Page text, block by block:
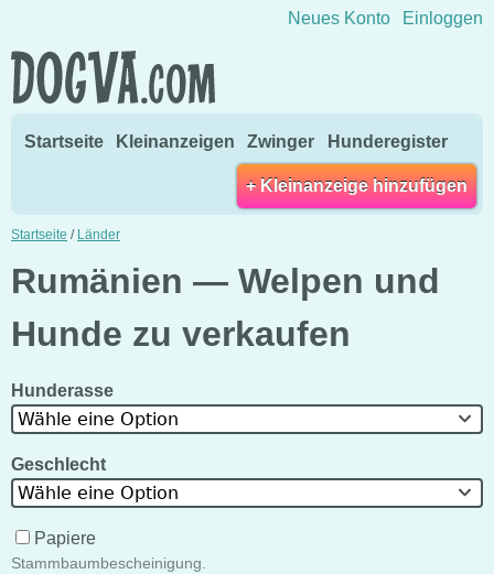
Direkt zum Inhalt wechseln
Neues Konto Einloggen
Startseite Kleinanzeigen Zwinger Hunderegister
+ Kleinanzeige hinzufügen
Startseite / Länder
Rumänien — Welpen und
Hunde zu verkaufen
Hunderasse
Wähle eine Option
Geschlecht
Wähle eine Option
Papiere
Stammbaumbescheinigung.